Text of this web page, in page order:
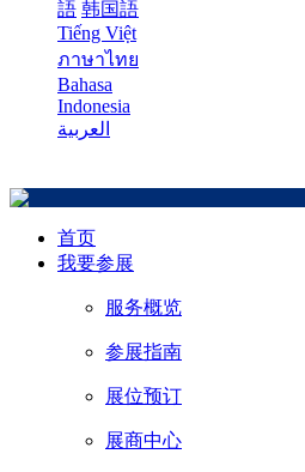
語 韩国語
Tiếng Việt
ภาษาไทย
Bahasa
Indonesia
العربية
首页
我要参展
服务概览
参展指南
展位预订
展商中心